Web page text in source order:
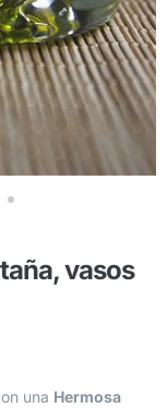
vasos
una Hermosa